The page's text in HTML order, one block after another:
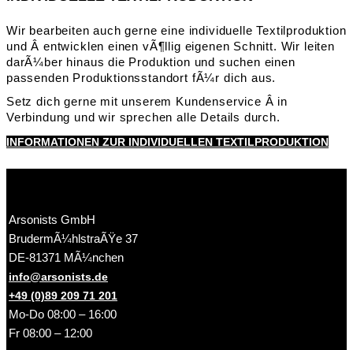
Wir bearbeiten auch gerne eine individuelle Textilproduktion
und Â entwicklen einen vÃ¶llig eigenen Schnitt. Wir leiten
darÃ¼ber hinaus die Produktion und suchen einen
passenden Produktionsstandort fÃ¼r dich aus.
Setz dich gerne mit unserem Kundenservice Â in
Verbindung und wir sprechen alle Details durch.
INFORMATIONEN ZUR INDIVIDUELLEN TEXTILPRODUKTION
Arsonists GmbH
BrudermÃ¼hlstraÃŸe 37
DE-81371 MÃ¼nchen
info@arsonists.de
+49 (0)89 209 71 201
Mo-Do 08:00 – 16:00
Fr 08:00 – 12:00